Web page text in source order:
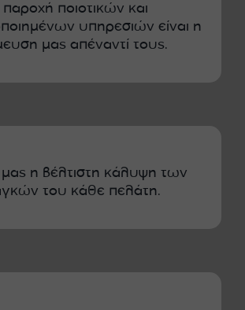
ποιοτικών και
υπηρεσιών είναι η
μας απέναντί τους.
η βέλτιστη κάλυψη των
του κάθε πελάτη.